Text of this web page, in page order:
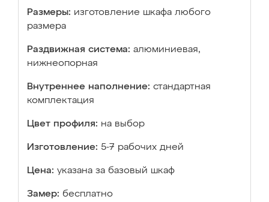
Размеры: изготовление шкафа любого
размера
Раздвижная система: алюминиевая,
нижнеопорная
Внутреннее наполнение: стандартная
комплектация
Цвет профиля: на выбор
Изготовление: 5-7 рабочих дней
Цена: указана за базовый шкаф
Замер: бесплатно